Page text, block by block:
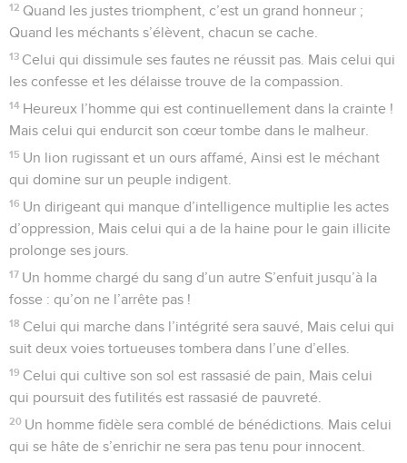
12 Quand les justes triomphent, c’est un grand honneur ;
Quand les méchants s’élèvent, chacun se cache.
13 Celui qui dissimule ses fautes ne réussit pas. Mais celui qui
les confesse et les délaisse trouve de la compassion.
14 Heureux l’homme qui est continuellement dans la crainte !
Mais celui qui endurcit son cœur tombe dans le malheur.
15 Un lion rugissant et un ours affamé, Ainsi est le méchant
qui domine sur un peuple indigent.
16 Un dirigeant qui manque d’intelligence multiplie les actes
d’oppression, Mais celui qui a de la haine pour le gain illicite
prolonge ses jours.
17 Un homme chargé du sang d’un autre S’enfuit jusqu’à la
fosse : qu’on ne l’arrête pas !
18 Celui qui marche dans l’intégrité sera sauvé, Mais celui qui
suit deux voies tortueuses tombera dans l’une d’elles.
19 Celui qui cultive son sol est rassasié de pain, Mais celui
qui poursuit des futilités est rassasié de pauvreté.
20 Un homme fidèle sera comblé de bénédictions. Mais celui
qui se hâte de s’enrichir ne sera pas tenu pour innocent.